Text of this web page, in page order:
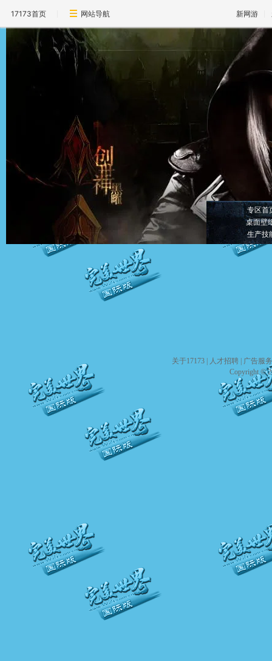
17173首页 网站导航 新网游
专区首
桌面壁
生产技
关于17173 人才招聘
广告服务
Copyright ©